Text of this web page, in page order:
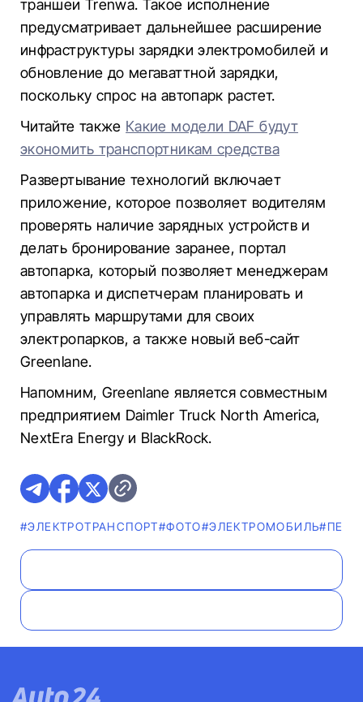
траншеи Trenwa. Такое исполнение
предусматривает дальнейшее расширение
инфраструктуры зарядки электромобилей и
обновление до мегаваттной зарядки,
поскольку спрос на автопарк растет.
Читайте также Какие модели DAF будут
экономить транспортникам средства
Развертывание технологий включает
приложение, которое позволяет водителям
проверять наличие зарядных устройств и
делать бронирование заранее, портал
автопарка, который позволяет менеджерам
автопарка и диспетчерам планировать и
управлять маршрутами для своих
электропарков, а также новый веб-сайт
Greenlane.
Напомним, Greenlane является совместным
предприятием Daimler Truck North America,
NextEra Energy и BlackRock.
#ЭЛЕКТРОТРАНСПОРТ#ФОТО#ЭЛЕКТРОМОБИЛЬ